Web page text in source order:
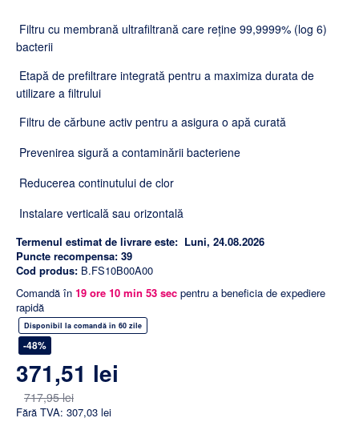
Filtru cu membrană ultrafiltrană care reține 99,9999% (log 6)
bacterii
Etapă de prefiltrare integrată pentru a maximiza durata de
utilizare a filtrului
Filtru de cărbune activ pentru a asigura o apă curată
Prevenirea sigură a contaminării bacteriene
Reducerea continutului de clor
Instalare verticală sau orizontală
Termenul estimat de livrare este: Luni, 24.08.2026
Puncte recompensa: 39
Cod produs: B.FS10B00A00
Comandă în 19 ore 10 min 52 sec pentru a beneficia de expediere
rapidă
Disponibil la comandă în 60 zile
-48%
371,51 lei
717,95 lei
Fără TVA: 307,03 lei